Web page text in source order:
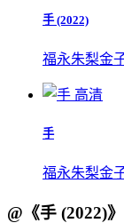
手 (2022)
福永朱梨金
高清
手
福永朱梨金
@《手 (2022)